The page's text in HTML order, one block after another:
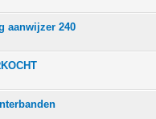
aanwijzer 240